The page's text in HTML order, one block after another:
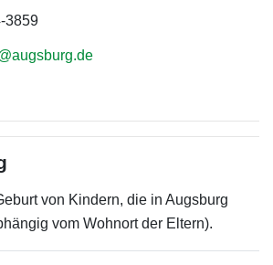
3859
von Kindern, die in Augsburg
vom Wohnort der Eltern).